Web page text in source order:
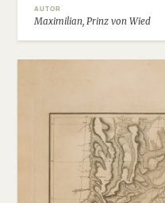
AUTOR
Maximilian, Prinz von Wied